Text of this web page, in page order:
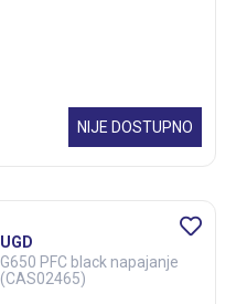
NIJE DOSTUPNO
UGD
G650 PFC black napajanje
(CAS02465)